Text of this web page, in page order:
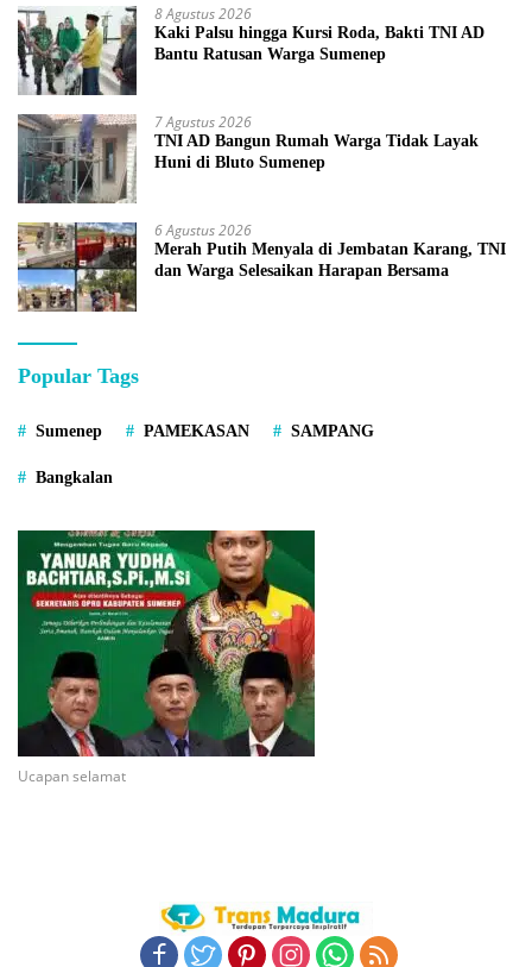
8 Agustus 2026
Kaki Palsu hingga Kursi Roda, Bakti TNI AD
Bantu Ratusan Warga Sumenep
7 Agustus 2026
TNI AD Bangun Rumah Warga Tidak Layak
Huni di Bluto Sumenep
6 Agustus 2026
Merah Putih Menyala di Jembatan Karang, TNI
dan Warga Selesaikan Harapan Bersama
Popular Tags
Sumenep PAMEKASAN SAMPANG
Bangkalan
Ucapan selamat